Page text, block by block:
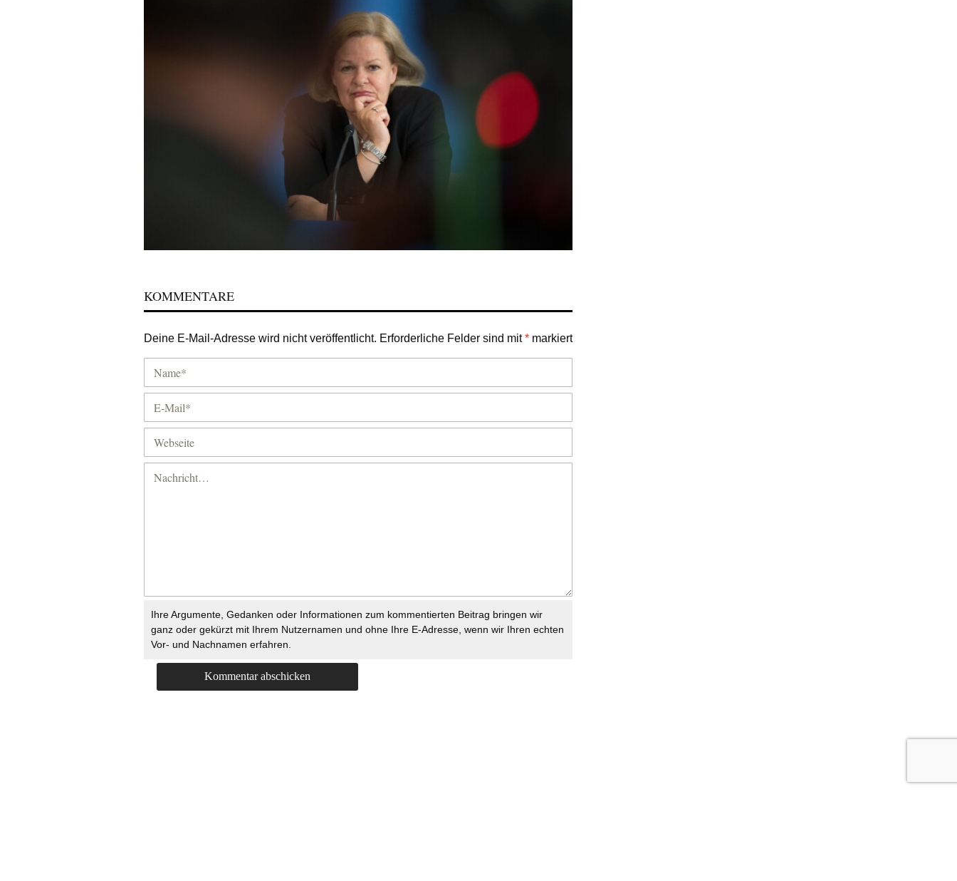
KOMMENTARE
Deine E-Mail-Adresse wird nicht veröffentlicht. Erforderliche Felder sind mit* markiert
Ihre Argumente, Gedanken oder Informationen zum kommentierten Beitrag bringen wir
ganz oder gekürzt mit Ihrem Nutzernamen und ohne Ihre E-Adresse, wenn wir Ihren echten
Vor- und Nachnamen erfahren.